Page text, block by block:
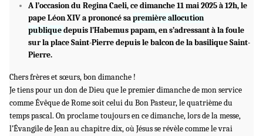
A l’occasion du Regina Caeli, ce dimanche 11 mai 2025 à 12h, le
pape Léon XIV a prononcé sapremière allocution
publiquedepuis l’Habemus papam, en s’adressant à la foule
sur la place Saint-Pierre depuis le balcon de la basilique Saint-
Pierre.
Chers frères et sœurs, bon dimanche !
Je tiens pour un don de Dieu que le premier dimanche de mon service
comme Évêque de Rome soit celui du Bon Pasteur, le quatrième du
temps pascal. On proclame toujours en ce dimanche, lors de la messe,
l’Évangile de Jean au chapitre dix, où Jésus se révèle comme le vrai